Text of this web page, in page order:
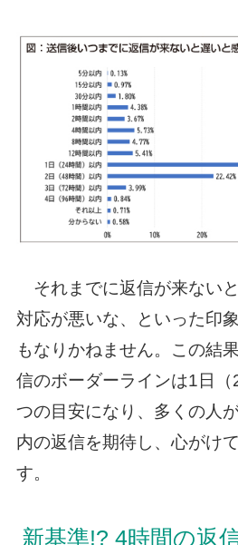
それまでに返信が来ないと
対応が悪いな、といった印
もなりかねません。この結
信のボーダーラインは1日
つの目安になり、多くの人
内の返信を期待し、心がけ
す。
新基準!? 4時間の返